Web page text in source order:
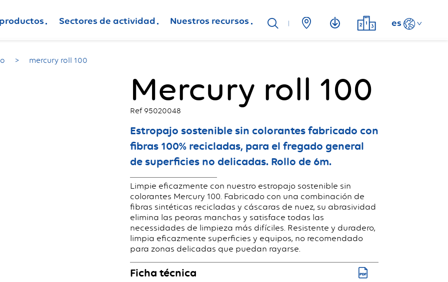
Sectores de actividad Nuestros recursos es
mercury roll 100
Mercury roll 100
Ref 95020048
Estropajo sostenible sin colorantes fabricado con
fibras 100% recicladas, para el fregado general
de superficies no delicadas. Rollo de 6m.
Limpie eficazmente con nuestro estropajo sostenible sin
colorantes Mercury 100. Fabricado con una combinación de
fibras sintéticas recicladas y cáscaras de nuez, su abrasividad
elimina las peoras manchas y satisface todas las
necessidades de limpieza más difíciles. Resistente y duradero,
limpia eficazmente superficies y equipos, no recomendado
para zonas delicadas que puedan rayarse.
Ficha técnica